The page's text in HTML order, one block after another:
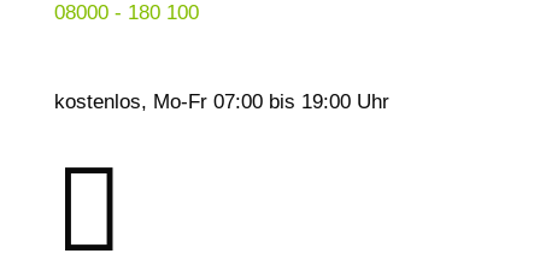
08000 - 180 100
kostenlos, Mo-Fr 07:00 bis 19:00 Uhr
